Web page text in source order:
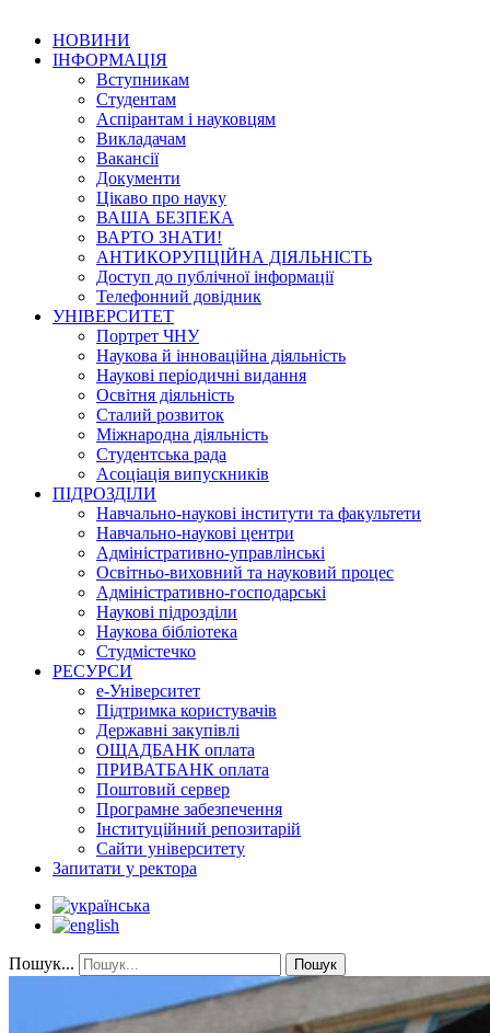
НОВИНИ
ІНФОРМАЦІЯ
Вступникам
Студентам
Аспірантам і науковцям
Викладачам
Вакансії
Документи
Цікаво про науку
ВАША БЕЗПЕКА
ВАРТО ЗНАТИ!
АНТИКОРУПЦІЙНА ДІЯЛЬНІСТЬ
Доступ до публічної інформації
Телефонний довідник
УНІВЕРСИТЕТ
Портрет ЧНУ
Наукова й інноваційна діяльність
Наукові періодичні видання
Освітня діяльність
Сталий розвиток
Міжнародна діяльність
Студентська рада
Асоціація випускників
ПІДРОЗДІЛИ
Навчально-наукові інститути та факультети
Навчально-наукові центри
Адміністративно-управлінські
Освітньо-виховний та науковий процес
Адміністративно-господарські
Наукові підрозділи
Наукова бібліотека
Студмістечко
РЕСУРСИ
е-Університет
Підтримка користувачів
Державні закупівлі
ОЩАДБАНК оплата
ПРИВАТБАНК оплата
Поштовий сервер
Програмне забезпечення
Інституційний репозитарій
Сайти університету
Запитати у ректора
Пошук... Пошук